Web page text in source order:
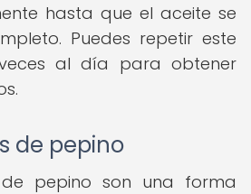
hasta que el aceite se
Puedes repetir este
al día para obtener
de pepino
pepino son una forma